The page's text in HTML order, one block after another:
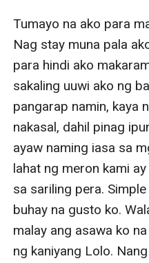
Tumayo na ako para
Nag stay muna pala
para hindi ako
sakaling uuwi ako ng
pangarap namin, kaya
nakasal, dahil pinag
ayaw naming iasa sa
lahat ng meron kami
sa sariling pera.
buhay na gusto ko.
malay ang asawa ko
ng kaniyang Lolo.